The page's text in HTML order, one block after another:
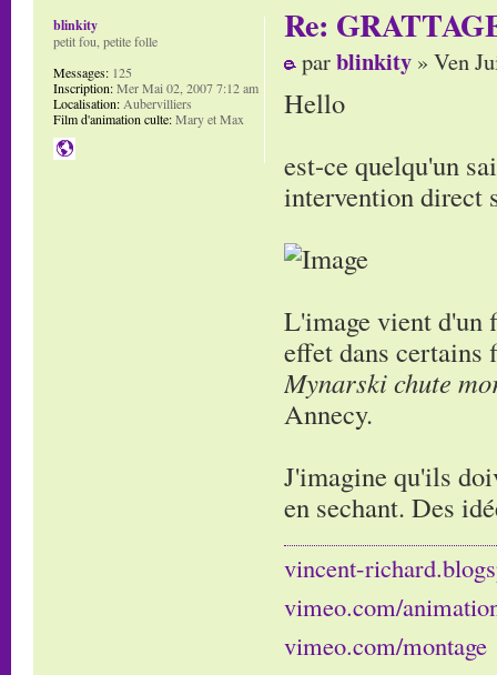
Re:
parblinkity » Ven
Hello
est-ce quelqu'un
intervention direct
L'image vient
effet dans
Mynarski chute
Annecy.
J'imagine qu'ils
en sechant. Des
vincent-
vimeo.com/
vimeo.com/montage
blinkity
petit fou, petite folle
Messages: 125
Inscription:Mer Mai 02, 2007 7:12 am
Localisation:Aubervilliers
Film d'animation culte:Mary et Max